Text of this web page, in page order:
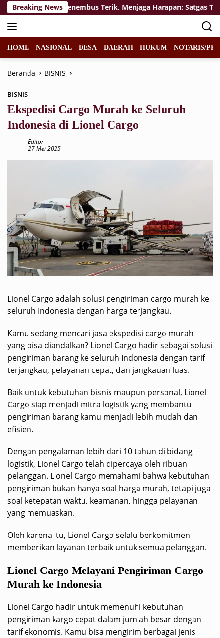
Langsung
ke
konten
Breaking News
Menembus Terik, Menjaga Harapan: Satgas TMMD
HOME NASIONAL DESA DAERAH HUKUM NOTARIS/
Beranda BISNIS
BISNIS
Ekspedisi Cargo Murah ke Seluruh
Indonesia di Lionel Cargo
Editor
27 Mei 2025
Lionel Cargo adalah solusi pengiriman cargo murah ke
seluruh Indonesia dengan harga terjangkau.
Kamu sedang mencari jasa ekspedisi cargo murah
yang bisa diandalkan? Lionel Cargo hadir sebagai solusi
pengiriman barang ke seluruh Indonesia dengan tarif
terjangkau, pelayanan cepat, dan jangkauan luas.
Baik untuk kebutuhan bisnis maupun personal, Lionel
Cargo siap menjadi mitra logistik yang membantu
pengiriman barang kamu menjadi lebih mudah dan
efisien.
Dengan pengalaman lebih dari 10 tahun di bidang
logistik, Lionel Cargo telah dipercaya oleh ribuan
pelanggan. Lionel Cargo memahami bahwa kebutuhan
pengiriman bukan hanya soal harga murah, tetapi juga
soal ketepatan waktu, keamanan, hingga pelayanan
yang memuaskan.
Oleh karena itu, Lionel Cargo selalu berkomitmen
memberikan layanan terbaik untuk semua pelanggan.
Lionel Cargo Melayani Pengiriman Cargo
Murah ke Indonesia
Lionel Cargo hadir untuk memenuhi kebutuhan
pengiriman kargo cepat dalam jumlah besar dengan
tarif ekonomis. Kamu bisa mengirim berbagai jenis